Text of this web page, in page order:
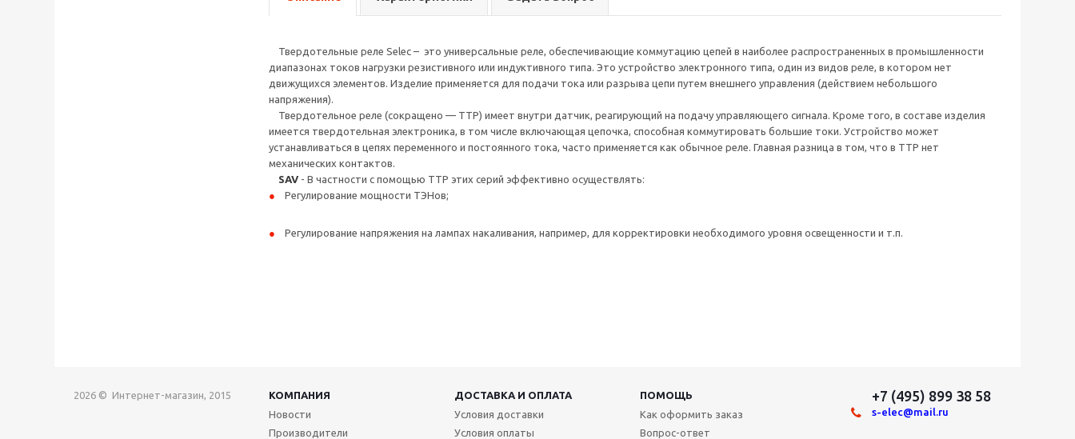
Твердотельные реле Selec – это универсальные реле, обеспечивающие коммутацию цепей в наиболее распространенных в промышленности
диапазонах токов нагрузки резистивного или индуктивного типа. Это устройство электронного типа, один из видов реле, в котором нет
движущихся элементов. Изделие применяется для подачи тока или разрыва цепи путем внешнего управления (действием небольшого
напряжения).
Твердотельное реле (сокращено — ТТР) имеет внутри датчик, реагирующий на подачу управляющего сигнала. Кроме того, в составе изделия
имеется твердотельная электроника, в том числе включающая цепочка, способная коммутировать большие токи. Устройство может
устанавливаться в цепях переменного и постоянного тока, часто применяется как обычное реле. Главная разница в том, что в ТТР нет
механических контактов.
SAV - В частности с помощью ТТР этих серий эффективно осуществлять:
Регулирование мощности ТЭНов;
Регулирование напряжения на лампах накаливания, например, для корректировки необходимого уровня освещенности и т.п.
2026 © Интернет-магазин, 2015 КОМПАНИЯ ДОСТАВКА И ОПЛАТА
ПОМОЩЬ
Новости
Производители
Условия доставки
Условия оплаты
Как оформить заказ
Вопрос-ответ
+7 (495) 899 38 58
s-elec@mail.ru